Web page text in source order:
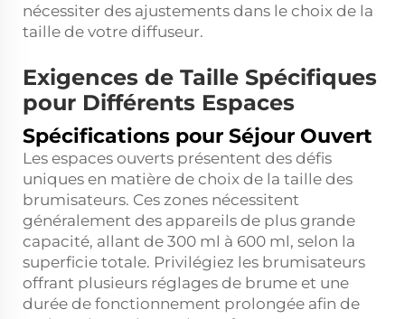
nécessiter des ajustements dans le choix de la
taille de votre diffuseur.
Exigences de Taille Spécifiques
pour Différents Espaces
Spécifications pour Séjour Ouvert
Les espaces ouverts présentent des défis
uniques en matière de choix de la taille des
brumisateurs. Ces zones nécessitent
généralement des appareils de plus grande
capacité, allant de 300 ml à 600 ml, selon la
superficie totale. Privilégiez les brumisateurs
offrant plusieurs réglages de brume et une
durée de fonctionnement prolongée afin de